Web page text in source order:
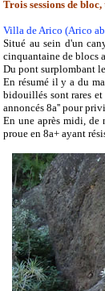
Trois sessions de
Villa de Arico (Arico
Situé au sein d'un
cinquantaine de blocs
Du pont surplombant
En résumé il y a du
bidouillés sont rares et
annoncés 8a'' pour
En une après midi, de
proue en 8a+ ayant